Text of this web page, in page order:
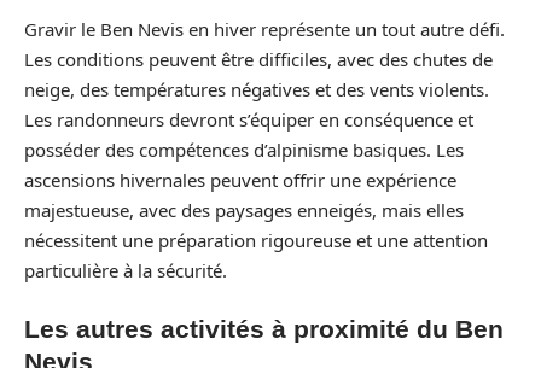
Gravir le Ben Nevis en hiver représente un tout autre défi.
Les conditions peuvent être difficiles, avec des chutes de
neige, des températures négatives et des vents violents.
Les randonneurs devront s’équiper en conséquence et
posséder des compétences d’alpinisme basiques. Les
ascensions hivernales peuvent offrir une expérience
majestueuse, avec des paysages enneigés, mais elles
nécessitent une préparation rigoureuse et une attention
particulière à la sécurité.
Les autres activités à proximité du Ben
Nevis